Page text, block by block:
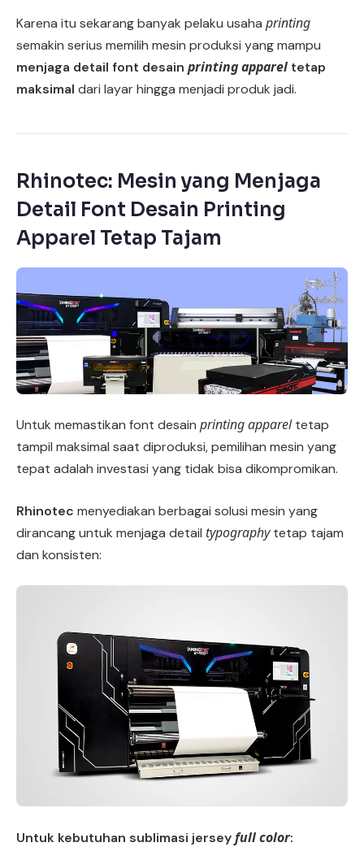
Karena itu sekarang banyak pelaku usaha printing
semakin serius memilih mesin produksi yang mampu
menjaga detail font desain printing apparel tetap
maksimal dari layar hingga menjadi produk jadi.
Rhinotec: Mesin yang Menjaga
Detail Font Desain Printing
Apparel Tetap Tajam
Untuk memastikan font desain printing appareltetap
tampil maksimal saat diproduksi, pemilihan mesin yang
tepat adalah investasi yang tidak bisa dikompromikan.
Rhinotec menyediakan berbagai solusi mesin yang
dirancang untuk menjaga detail typographytetap tajam
dan konsisten:
Untuk kebutuhan sublimasi jerseyfull color: